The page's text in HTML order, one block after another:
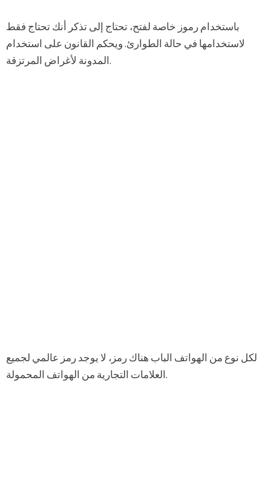
باستخدام رموز خاصة لفتح، تحتاج إلى تذكر أنك تحتاج فقط
لاستخدامها في حالة الطوارئ. ويحكم القانون على استخدام
المدونة لأغراض المرتزقة.
لكل نوع من الهواتف الباب هناك رمز، لا يوجد رمز عالمي لجميع
العلامات التجارية من الهواتف المحمولة.